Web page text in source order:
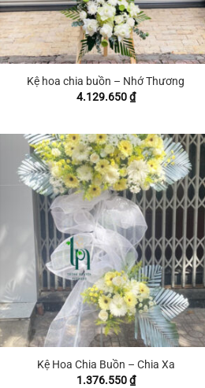
+
Kệ hoa chia buồn – Nhớ Thương
4.129.650₫
+
Kệ Hoa Chia Buồn – Chia Xa
1.376.550₫